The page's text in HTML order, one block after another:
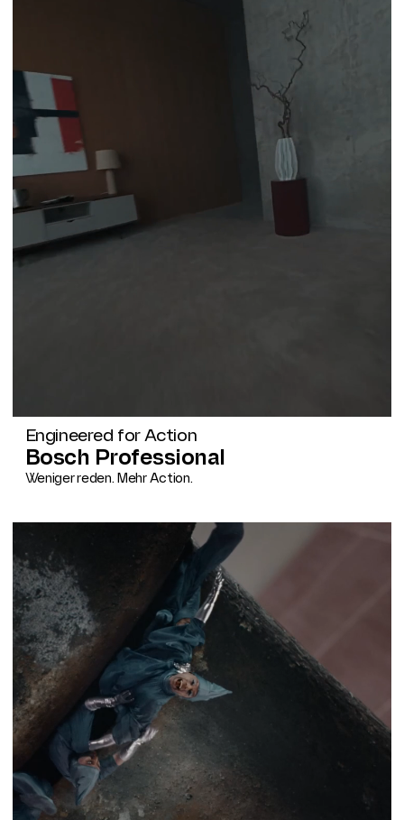
Engineered for Action
Bosch Professional
Weniger reden. Mehr Action.